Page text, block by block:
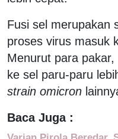
Fusi sel merupakan
proses virus masuk
Menurut para pakar,
ke sel paru-paru
strain omicron
Baca Juga :